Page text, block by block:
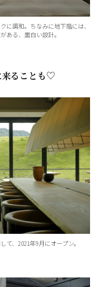
に調和。ちなみに地下階には、
ある、面白い設計。
来ることも♡
、2021年9月にオープン。